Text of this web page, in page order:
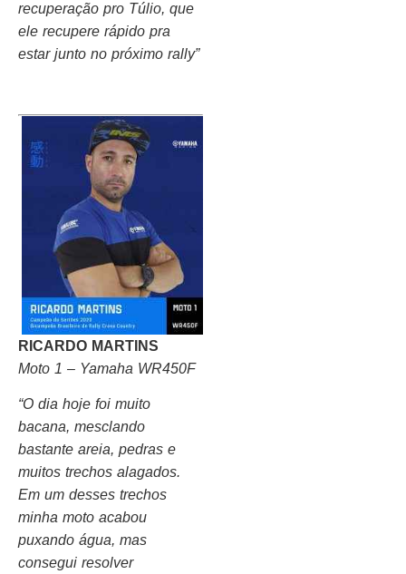
recuperação pro Túlio, que
ele recupere rápido pra
estar junto no próximo rally”
RICARDO MARTINS
Moto 1 – Yamaha WR450F
“O dia hoje foi muito
bacana, mesclando
bastante areia, pedras e
muitos trechos alagados.
Em um desses trechos
minha moto acabou
puxando água, mas
consegui resolver